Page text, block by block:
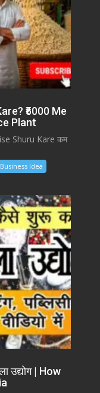
₹5000 Me
Plant
Shuru Kare कम
Idea
उद्योग | How